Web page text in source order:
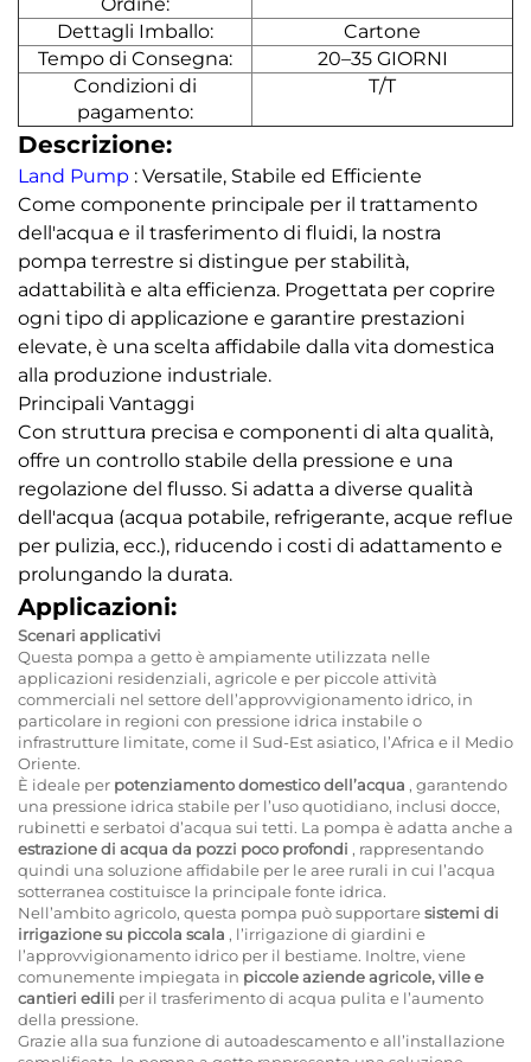
Dettagli Imballo:
Cartone
Tempo di Consegna:
20–35 GIORNI
Condizioni di
pagamento:
T/T
Descrizione:
Land Pump : Versatile, Stabile ed Efficiente
Come componente principale per il trattamento
dell'acqua e il trasferimento di fluidi, la nostra
pompa terrestre si distingue per stabilità,
adattabilità e alta efficienza. Progettata per coprire
ogni tipo di applicazione e garantire prestazioni
elevate, è una scelta affidabile dalla vita domestica
alla produzione industriale.
Principali Vantaggi
Con struttura precisa e componenti di alta qualità,
offre un controllo stabile della pressione e una
regolazione del flusso. Si adatta a diverse qualità
dell'acqua (acqua potabile, refrigerante, acque reflue
per pulizia, ecc.), riducendo i costi di adattamento e
prolungando la durata.
Applicazioni:
Scenari applicativi
Questa pompa a getto è ampiamente utilizzata nelle
applicazioni residenziali, agricole e per piccole attività
commerciali nel settore dell’approvvigionamento idrico, in
particolare in regioni con pressione idrica instabile o
infrastrutture limitate, come il Sud-Est asiatico, l’Africa e il Medio
Oriente.
È ideale per potenziamento domestico dell’acqua , garantendo
una pressione idrica stabile per l’uso quotidiano, inclusi docce,
rubinetti e serbatoi d’acqua sui tetti. La pompa è adatta anche a
estrazione di acqua da pozzi poco profondi , rappresentando
quindi una soluzione affidabile per le aree rurali in cui l’acqua
sotterranea costituisce la principale fonte idrica.
Nell’ambito agricolo, questa pompa può supportaresistemi di
irrigazione su piccola scala , l’irrigazione di giardini e
l’approvvigionamento idrico per il bestiame. Inoltre, viene
comunemente impiegata in piccole aziende agricole, ville e
cantieri edili per il trasferimento di acqua pulita e l’aumento
della pressione.
Grazie alla sua funzione di autoadescamento e all’installazione